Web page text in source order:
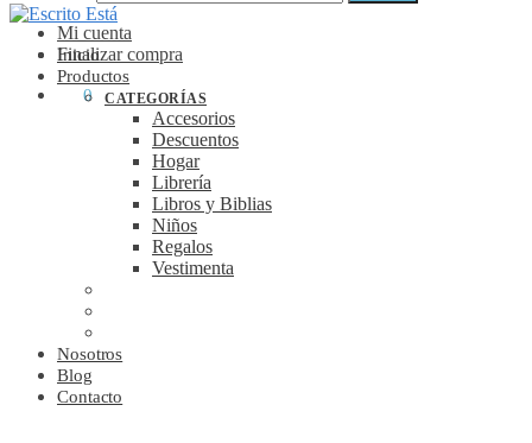
Mi cuenta
Finalizar compra
0
Inicio
Productos
CATEGORÍAS
Accesorios
Descuentos
Hogar
Librería
Libros y Biblias
Niños
Regalos
Vestimenta
Nosotros
Blog
Contacto